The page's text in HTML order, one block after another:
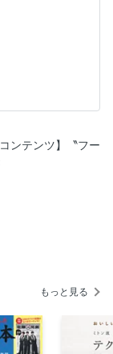
松浦漬」」の
ンテンツ】〝フー
もっと見る